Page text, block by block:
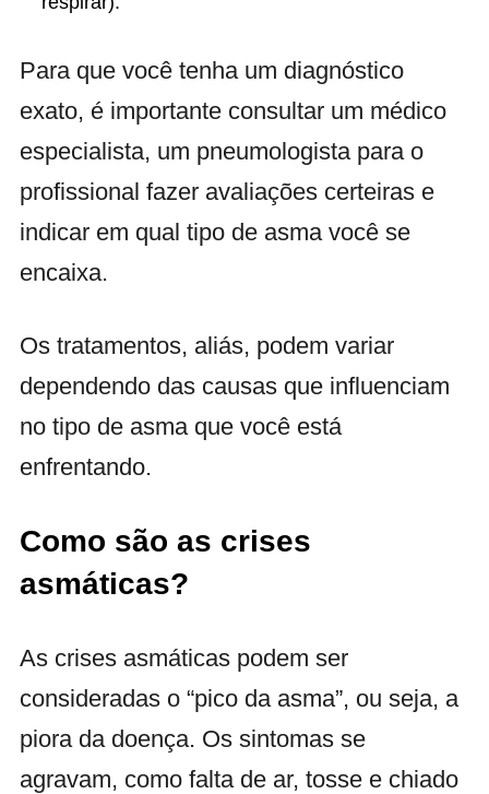
Para que você tenha um diagnóstico
exato, é importante consultar um médico
especialista, um pneumologista para o
profissional fazer avaliações certeiras e
indicar em qual tipo de asma você se
encaixa.
Os tratamentos, aliás, podem variar
dependendo das causas que influenciam
no tipo de asma que você está
enfrentando.
Como são as crises
asmáticas?
As crises asmáticas podem ser
consideradas o “pico da asma”, ou seja, a
piora da doença. Os sintomas se
agravam, como falta de ar, tosse e chiado